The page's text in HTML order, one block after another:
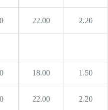
22.00 2.20
18.00 1.50
22.00 2.20